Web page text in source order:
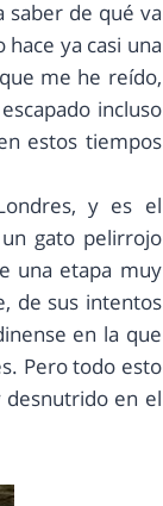
saber de qué va
ya casi una
me he reído,
incluso
estos tiempos
y es el
gato pelirrojo
una etapa muy
de sus intentos
en la que
Pero todo esto
desnutrido en el